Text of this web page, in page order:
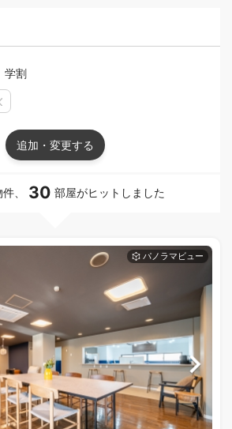
学割
追加・変更する
、 30 部屋がヒットしました